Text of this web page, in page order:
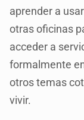
aprender a
otras oficinas
acceder a
formalmente
otros temas
vivir.